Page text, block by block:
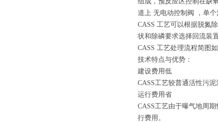
道上 无电动控制阀 ，单
CASS 工艺可以根据脱氮
状和除磷要求选择回流装
CASS 工艺处理流程简图
技术特点与优势：
建设费用低
CASS工艺较普通活性污
运行费用省
CASS工艺由于曝气地周
行费用。